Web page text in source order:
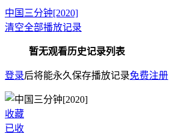
中国三分钟[2020]
清空全部播放记录
暂无观看历史记录列表
登录后将能永久保存播放记录免费注册
收藏
已收